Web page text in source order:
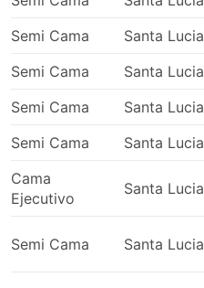
Semi Cama
Santa Lucia
Semi Cama
Santa Lucia
Semi Cama
Santa Lucia
Semi Cama
Santa Lucia
Cama
Ejecutivo
Santa Lucia
Semi Cama Santa Lucia